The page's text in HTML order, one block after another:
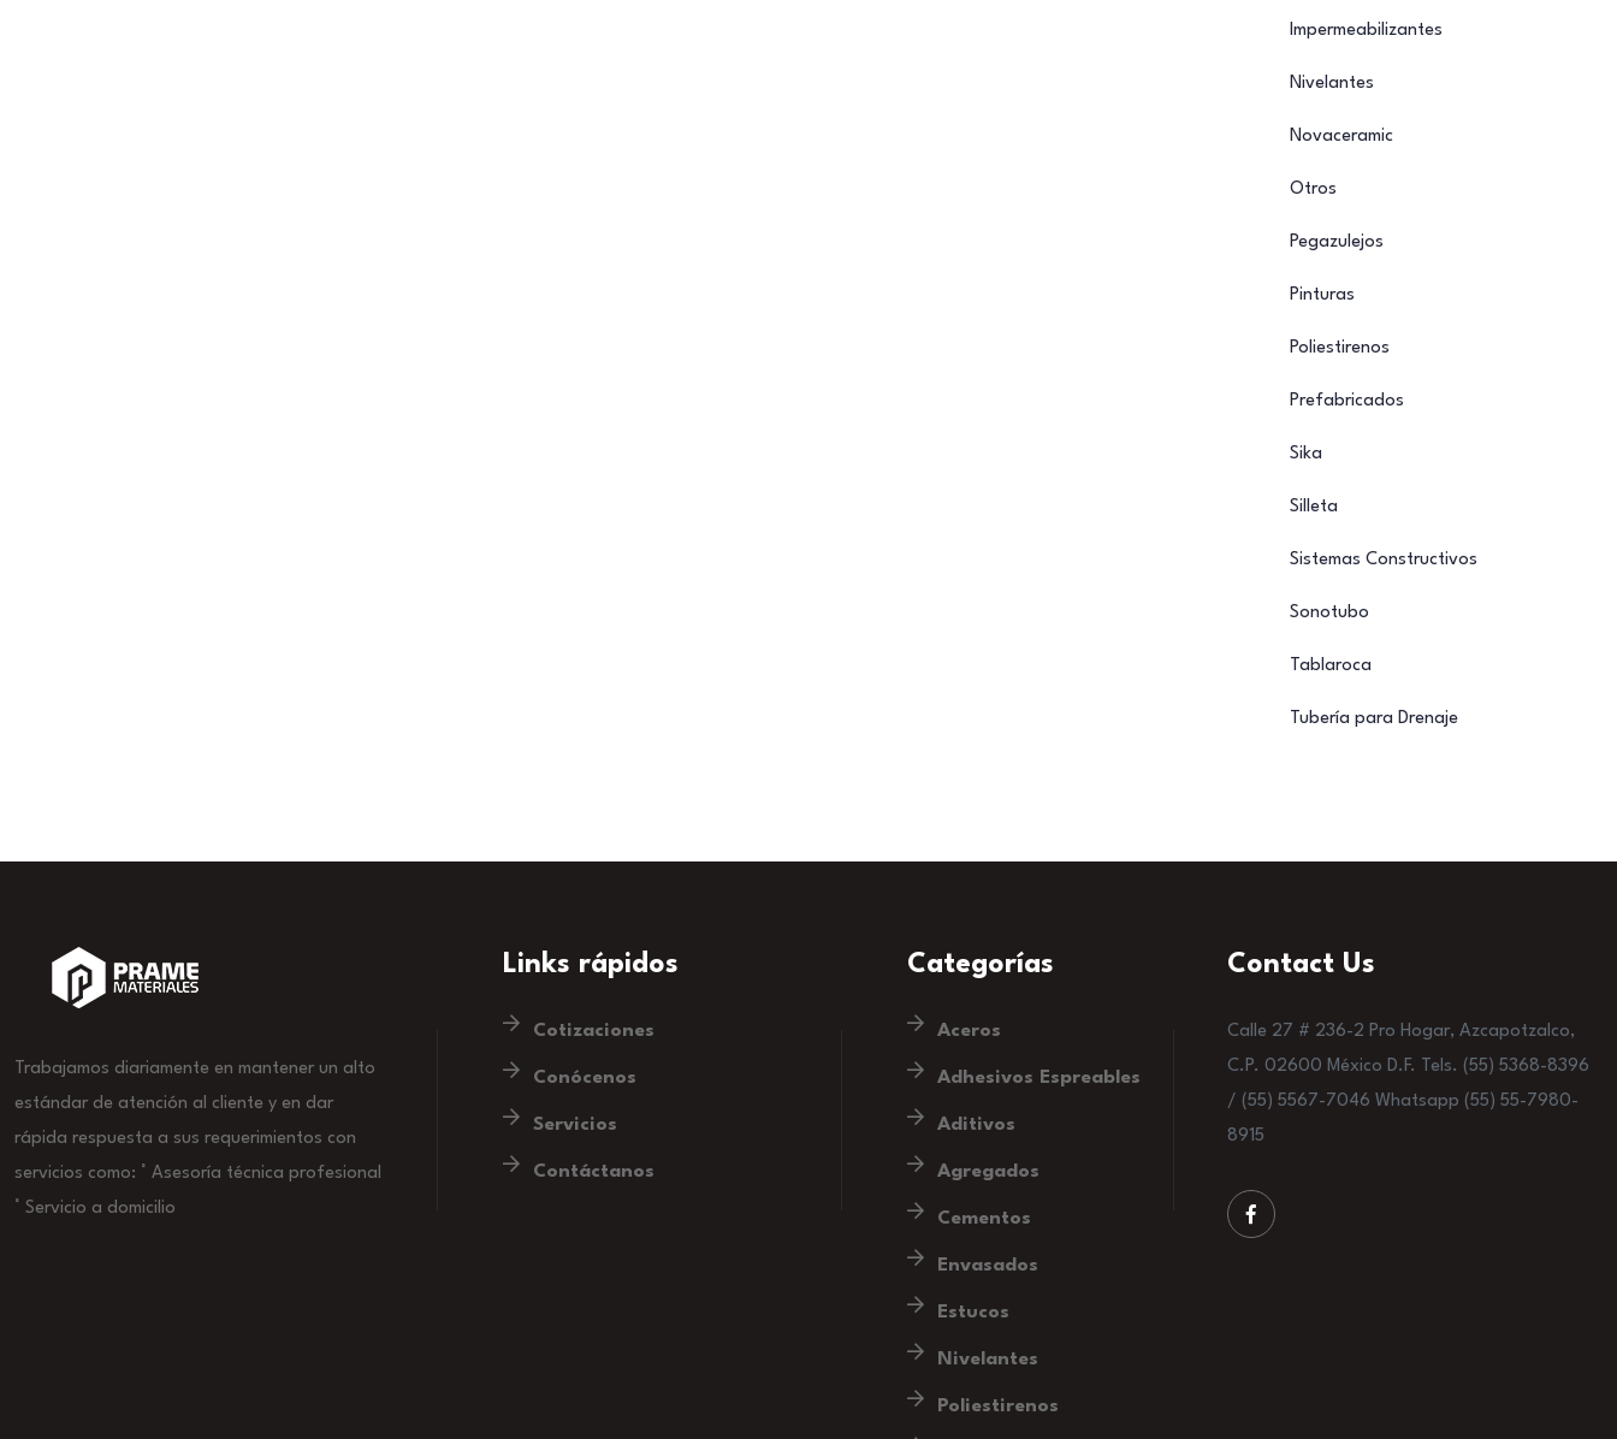
Impermeabilizantes
Nivelantes
Novaceramic
Otros
Pegazulejos
Pinturas
Poliestirenos
Prefabricados
Sika
Silleta
Sistemas Constructivos
Sonotubo
Tablaroca
Tubería para Drenaje
Trabajamos diariamente en mantener un alto
estándar de atención al cliente y en dar
rápida respuesta a sus requerimientos con
servicios como: ° Asesoría técnica profesional
° Servicio a domicilio
Links rápidos
Cotizaciones
Conócenos
Servicios
Contáctanos
Categorías
Aceros
Adhesivos Espreables
Aditivos
Agregados
Cementos
Envasados
Estucos
Nivelantes
Poliestirenos
Contact Us
Calle 27 # 236-2 Pro Hogar, Azcapotzalco,
C.P. 02600 México D.F. Tels. (55) 5368-8396
/ (55) 5567-7046 Whatsapp (55) 55-7980-
8915